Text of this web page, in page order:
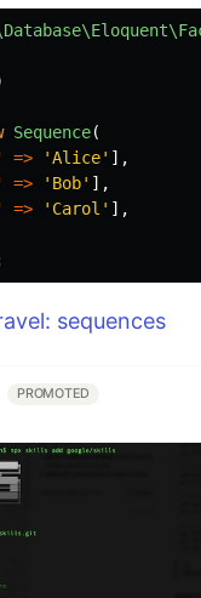
Sequence(
=> 'Alice' ],
=> 'Bob' ],
=> 'Carol' ],
sequences
PROMOTED